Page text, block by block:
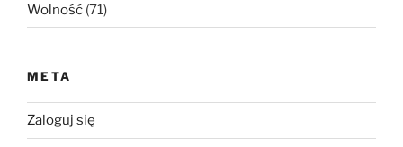
Wolność (71)
META
Zaloguj się